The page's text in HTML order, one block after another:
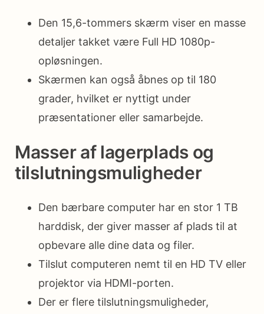
Den 15,6-tommers skærm viser en masse
detaljer takket være Full HD 1080p-
opløsningen.
Skærmen kan også åbnes op til 180
grader, hvilket er nyttigt under
præsentationer eller samarbejde.
Masser af lagerplads og
tilslutningsmuligheder
Den bærbare computer har en stor 1 TB
harddisk, der giver masser af plads til at
opbevare alle dine data og filer.
Tilslut computeren nemt til en HD TV eller
projektor via HDMI-porten.
Der er flere tilslutningsmuligheder,